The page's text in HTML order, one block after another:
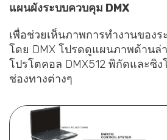
แผนผังระบบควบคุม DMX
เพื่อช่วยเห็นภาพการทำงานของ
โดย DMX โปรดดูแผนภาพด้านล่
โปรโตคอล DMX512 พิกัดและซิ
ช่องทางต่างๆ